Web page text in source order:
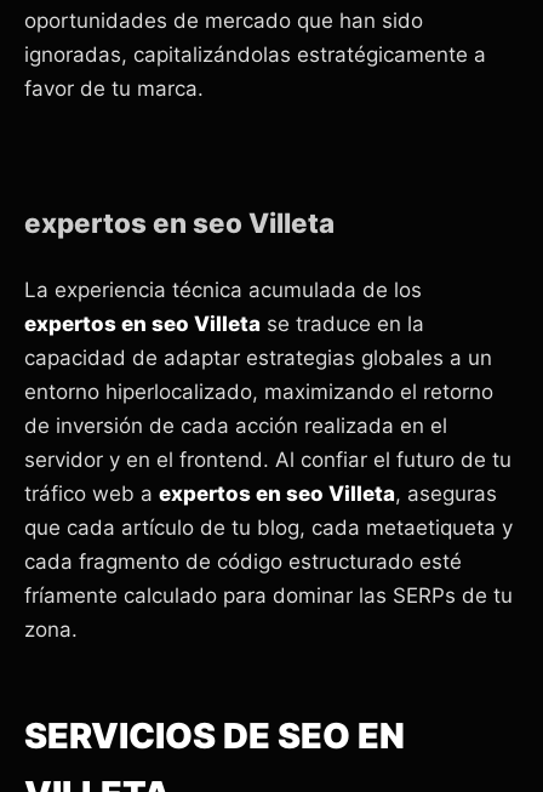
oportunidades de mercado que han sido
ignoradas, capitalizándolas estratégicamente a
favor de tu marca.
expertos en seo Villeta
La experiencia técnica acumulada de los
expertos en seo Villeta se traduce en la
capacidad de adaptar estrategias globales a un
entorno hiperlocalizado, maximizando el retorno
de inversión de cada acción realizada en el
servidor y en el frontend. Al confiar el futuro de tu
tráfico web a expertos en seo Villeta, aseguras
que cada artículo de tu blog, cada metaetiqueta y
cada fragmento de código estructurado esté
fríamente calculado para dominar las SERPs de tu
zona.
SERVICIOS DE SEO EN